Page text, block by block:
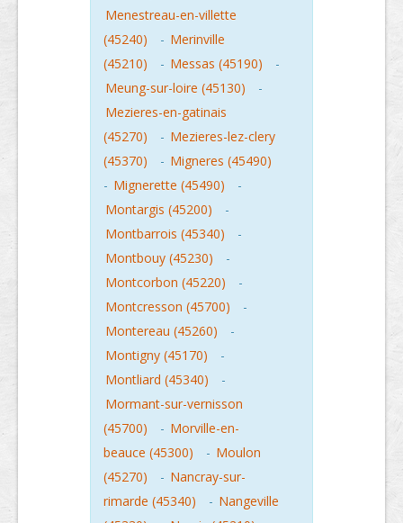
Menestreau-en-villette
(45240)
- Merinville
(45210)
- Messas (45190)
-
Meung-sur-loire (45130)
-
Mezieres-en-gatinais
(45270)
- Mezieres-lez-clery
(45370)
- Migneres (45490)
- Mignerette (45490)
-
Montargis (45200)
-
Montbarrois (45340)
-
Montbouy (45230)
-
Montcorbon (45220)
-
Montcresson (45700)
-
Montereau (45260)
-
Montigny (45170)
-
Montliard (45340)
-
Mormant-sur-vernisson
(45700)
- Morville-en-
beauce (45300)
- Moulon
(45270)
- Nancray-sur-
rimarde (45340)
- Nangeville